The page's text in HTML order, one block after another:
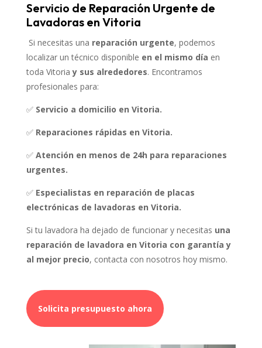
Servicio de Reparación Urgente de
Lavadoras en Vitoria
Si necesitas una reparación urgente, podemos
localizar un técnico disponible en el mismo día en
toda Vitoria y sus alrededores. Encontramos
profesionales para:
✅ Servicio a domicilio en Vitoria.
✅ Reparaciones rápidas en Vitoria.
✅ Atención en menos de 24h para reparaciones
urgentes.
✅ Especialistas en reparación de placas
electrónicas de lavadoras en Vitoria.
Si tu lavadora ha dejado de funcionar y necesitas una
reparación de lavadora en Vitoria con garantía y
al mejor precio, contacta con nosotros hoy mismo.
Solicita presupuesto ahora